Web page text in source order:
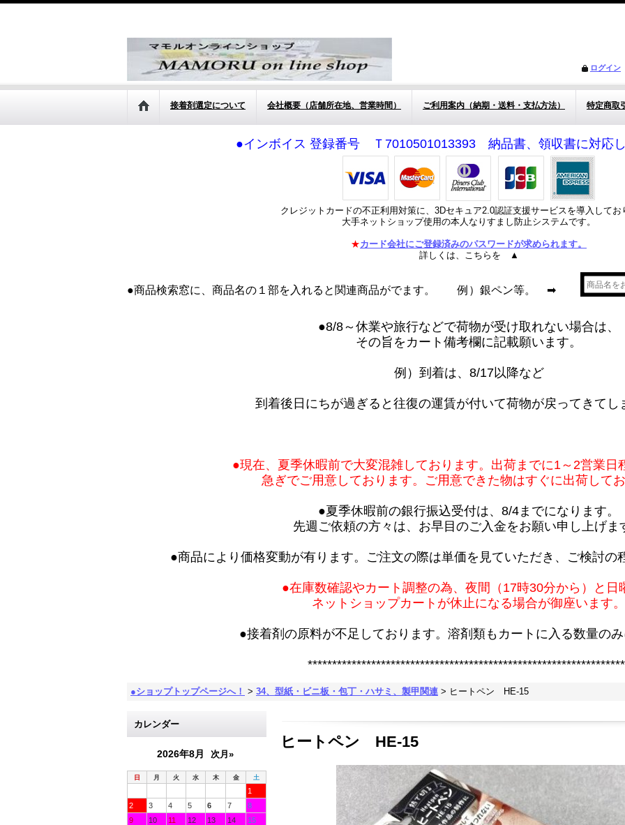
ログイン
接着剤選定について 会社概要（店舗所在地、営業時間） ご利用案内（納期・送料・支払方法） 特定商取
●インボイス 登録番号 Ｔ7010501013393 納品書、領収書に対応
クレジットカードの不正利用対策に、3Dセキュア2.0認証支援サービスを導入してお
大手ネットショップ使用の本人なりすまし防止システムです。
★カード会社にご登録済みのパスワードが求められます。
詳しくは、こちらを ▲
●商品検索窓に、商品名の１部を入れると関連商品がでます。 例）銀ペン等。 ➡
●8/8～休業や旅行などで荷物が受け取れない場合は、
その旨をカート備考欄に記載願います。
例）到着は、8/17以降など
到着後日にちが過ぎると往復の運賃が付いて荷物が戻ってきてし
●現在、夏季休暇前で大変混雑しております。出荷までに1～2営業日
急ぎでご用意しております。ご用意できた物はすぐに出荷して
●夏季休暇前の銀行振込受付は、8/4までになります。
先週ご依頼の方々は、お早目のご入金をお願い申し上げま
●商品により価格変動が有ります。ご注文の際は単価を見ていただき、ご検討の
●在庫数確認やカート調整の為、夜間（17時30分から）と日
ネットショップカートが休止になる場合が御座います。
●接着剤の原料が不足しております。溶剤類もカートに入る数量の
●ショップトップページへ！ > 34、型紙・ビニ板・包丁・ハサミ、製甲関連 > ヒートペン HE-15
カレンダー
2026年8月 次月»
日 月 火 水 木 金 土
1
2
3 4 5 6 7
8
9
10 11 12 13 14
15
ヒートペン HE-15